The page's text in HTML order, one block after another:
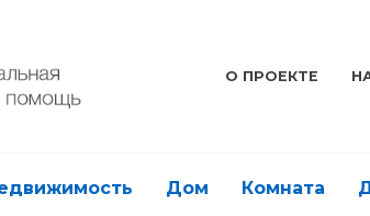
О ПРОЕКТЕ
Дом Комната